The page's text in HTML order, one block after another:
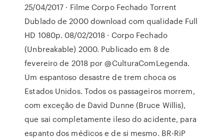
25/04/2017 · Filme Corpo Fechado Torrent
Dublado de 2000 download com qualidade Full
HD 1080p. 08/02/2018 · Corpo Fechado
(Unbreakable) 2000. Publicado em 8 de
fevereiro de 2018 por @CulturaComLegenda.
Um espantoso desastre de trem choca os
Estados Unidos. Todos os passageiros morrem,
com exceção de David Dunne (Bruce Willis),
que sai completamente ileso do acidente, para
espanto dos médicos e de si mesmo. BR-RiP